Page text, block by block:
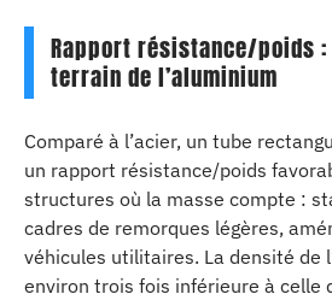
Rapport résistance/poids :
terrain de l’aluminium
Comparé à l’acier, un tube
un rapport résistance/poids
structures où la masse compte :
cadres de remorques légères,
véhicules utilitaires. La densité de
environ trois fois inférieure à celle